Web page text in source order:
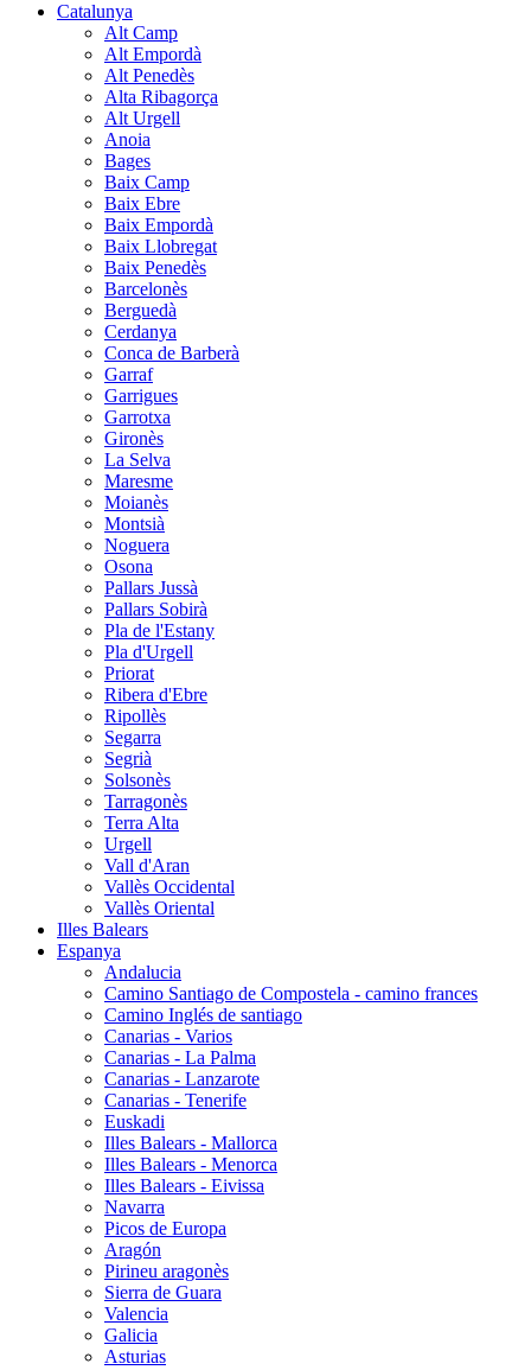
Catalunya
Alt Camp
Alt Empordà
Alt Penedès
Alta Ribagorça
Alt Urgell
Anoia
Bages
Baix Camp
Baix Ebre
Baix Empordà
Baix Llobregat
Baix Penedès
Barcelonès
Berguedà
Cerdanya
Conca de Barberà
Garraf
Garrigues
Garrotxa
Gironès
La Selva
Maresme
Moianès
Montsià
Noguera
Osona
Pallars Jussà
Pallars Sobirà
Pla de l'Estany
Pla d'Urgell
Priorat
Ribera d'Ebre
Ripollès
Segarra
Segrià
Solsonès
Tarragonès
Terra Alta
Urgell
Vall d'Aran
Vallès Occidental
Vallès Oriental
Illes Balears
Espanya
Andalucia
Camino Santiago de Compostela - camino frances
Camino Inglés de santiago
Canarias - Varios
Canarias - La Palma
Canarias - Lanzarote
Canarias - Tenerife
Euskadi
Illes Balears - Mallorca
Illes Balears - Menorca
Illes Balears - Eivissa
Navarra
Picos de Europa
Aragón
Pirineu aragonès
Sierra de Guara
Valencia
Galicia
Asturias